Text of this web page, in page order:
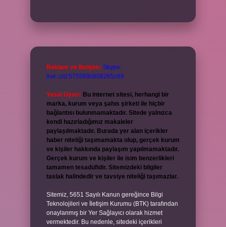
Reklam ve İletişim: Skype:
live:.cid.575569c608265c69
Yasal Uyarı: Bu internet sitesi, herhangi bir
marka, kurum veya şahıs şirketi ile hiçbir
bağlantısı bulunmamaktadır. Sitede yalnızca
kendi hazırladığımız makaleler
paylaşılmaktadır. Burada yer alan içerikler
haber niteliği taşımamakta olup, gerçek kurum
ve kişiler hakkında paylaşım yapılmamaktadır.
Gerçek kurum ve kişiler ile isim benzerlikleri
tamamen tesadüfidir. Sitemizdeki bilgiler
taslak halindedir ve tavsiye niteliği taşımazlar.
Sitemiz, 5651 Sayılı Kanun gereğince Bilgi
Teknolojileri ve İletişim Kurumu (BTK) tarafından
onaylanmış bir Yer Sağlayıcı olarak hizmet
vermektedir. Bu nedenle, sitedeki içerikleri